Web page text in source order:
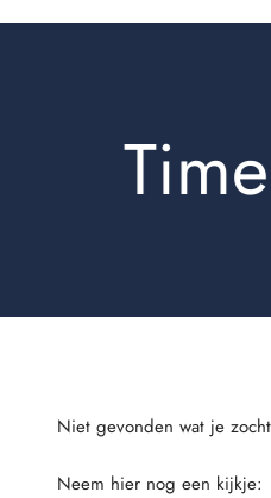
Time
Neem hier nog een kijkje: